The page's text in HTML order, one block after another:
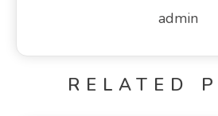
admin
RELATED